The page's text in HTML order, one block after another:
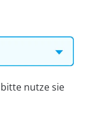
nutze sie